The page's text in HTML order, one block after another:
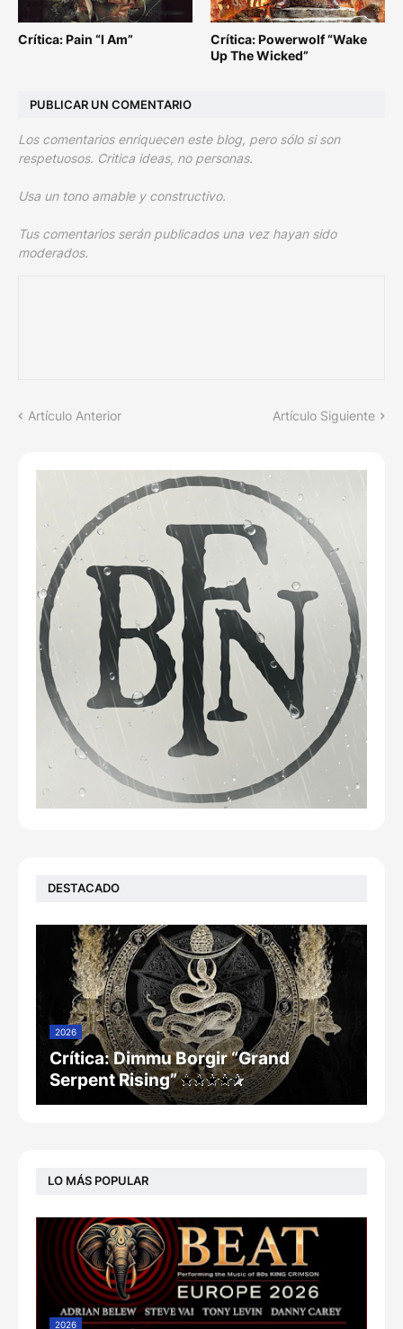
Crítica: Pain “I Am”
Crítica: Powerwolf “Wake
Up The Wicked”
PUBLICAR UN COMENTARIO
Los comentarios enriquecen este blog, pero sólo si son
respetuosos. Critica ideas, no personas.
Usa un tono amable y constructivo.
Tus comentarios serán publicados una vez hayan sido
moderados.
Artículo Anterior Artículo Siguiente
DESTACADO
2026
Crítica: Dimmu Borgir “Grand
Serpent Rising”
LO MÁS POPULAR
2026